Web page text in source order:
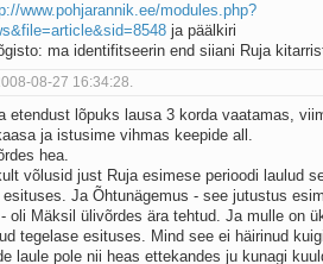
www.pohjarannik.ee/modules.php?
ja päälkiri
ma identifitseerin end siiani Ruja
08-27 16:34:28.
etendust lõpuks lausa 3 korda vaatamas,
ja istusime vihmas keepide all.
hea.
võlusid just Ruja esimese perioodi laulud
Ja Õhtunägemus - see jutustus
oli Mäksil ülivõrdes ära tehtud. Ja mulle on
tegelase esituses. Mind see ei häirinud
laule pole nii heas ettekandes ju kunagi